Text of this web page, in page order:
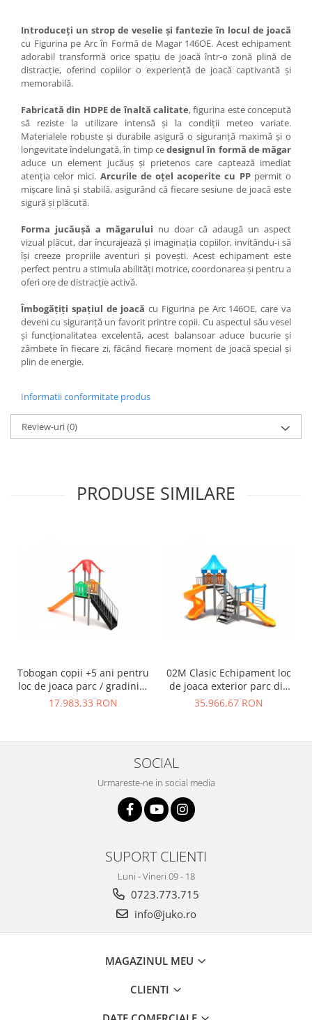
Introduceți un strop de veselie și fantezie în locul de joacă
cu Figurina pe Arc în Formă de Magar 146OE. Acest echipament
adorabil transformă orice spațiu de joacă într-o zonă plină de
distracție, oferind copiilor o experiență de joacă captivantă și
memorabilă.
Fabricată din HDPE de înaltă calitate, figurina este concepută
să reziste la utilizare intensă și la condiții meteo variate.
Materialele robuste și durabile asigură o siguranță maximă și o
longevitate îndelungată, în timp cedesignul în formă de măgar
aduce un element jucăuș și prietenos care captează imediat
atenția celor mici. Arcurile de oțel acoperite cu PPpermit o
mișcare lină și stabilă, asigurând că fiecare sesiune de joacă este
sigură și plăcută.
Forma jucăușă a măgarului nu doar că adaugă un aspect
vizual plăcut, dar încurajează și imaginația copiilor, invitându-i să
își creeze propriile aventuri și povești. Acest echipament este
perfect pentru a stimula abilități motrice, coordonarea și pentru a
oferi ore de distracție activă.
Îmbogățiți spațiul de joacă cu Figurina pe Arc 146OE, care va
deveni cu siguranță un favorit printre copii. Cu aspectul său vesel
și funcționalitatea excelentă, acest balansoar aduce bucurie și
zâmbete în fiecare zi, făcând fiecare moment de joacă special și
plin de energie.
Informatii conformitate produs
Review-uri(0)
PRODUSE SIMILARE
Tobogan copii +5 ani pentru
loc de joaca parc / gradinita
- 01M
17.983,33 RON
02M Clasic Echipament loc
de joaca exterior parc din
metal cu Scara 2 Tobogane
35.966,67 RON
SOCIAL
Urmareste-ne in social media
SUPORT CLIENTI
Luni - Vineri 09 - 18
0723.773.715
info@juko.ro
MAGAZINUL MEU
CLIENTI